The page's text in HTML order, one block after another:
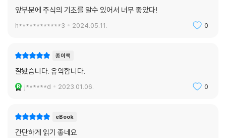
앞부분에 주식의 기초를 알수 있어서 너무 좋았다!
h************3 2024.05.11. 0
종이책
잘봤습니다. 유익합니다.
j******d 2023.01.06. 0
eBook
간단하게 읽기 좋네요